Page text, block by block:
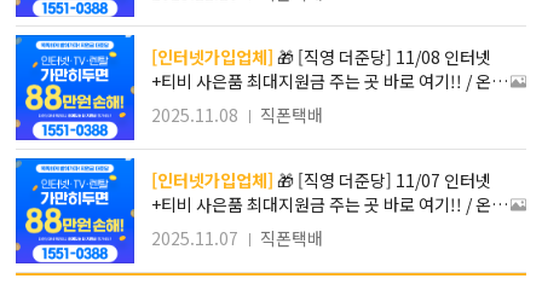
48만원 사은품 혜택 !! 타사보다 무조건 더! SK KT L
G 인터넷가입!!
[인터넷가입업체] 🎁 [직영 더준당] 11/08 인터넷
+티비 사은품 최대지원금 주는 곳 바로 여기!! / 온라
인 진행!! 방문필요X 간편접수로 가입하자!! / 최대 1
48만원 사은품 혜택 !! 타사보다 무조건 더! SK KT L
G 인터넷가입!!
2025.11.08 직폰택배
[인터넷가입업체] 🎁 [직영 더준당] 11/07 인터넷
+티비 사은품 최대지원금 주는 곳 바로 여기!! / 온라
인 진행!! 방문필요X 간편접수로 가입하자!! / 최대 1
48만원 사은품 혜택 !! 타사보다 무조건 더! SK KT L
G 인터넷가입!!
2025.11.07 직폰택배